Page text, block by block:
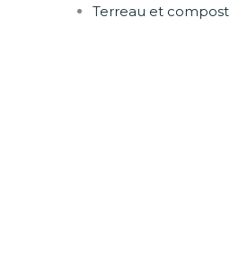
Terreau et compost